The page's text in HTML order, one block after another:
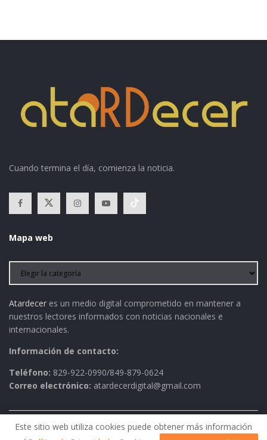
Cuando termina el día, comienza la noticia.
Mapa web
Atardecer es un medio digital comprometido en mantener a
nuestros lectores informados con noticias nacionales e
internacionales.
Información de contacto:
Teléfono: 829-922-0990/849-879-0624
Correo electrónico: atardecerdigital@gmail.com
Este sitio web utiliza cookies puede obtener más información